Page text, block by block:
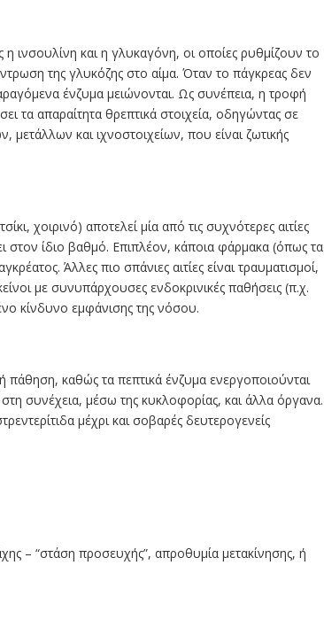
ινσουλίνη και η γλυκαγόνη, οι οποίες ρυθμίζουν το
της γλυκόζης στο αίμα. Όταν το πάγκρεας δεν
ένζυμα μειώνονται. Ως συνέπεια, η τροφή
τα απαραίτητα θρεπτικά στοιχεία, οδηγώντας σε
και ιχνοστοιχείων, που είναι ζωτικής
χοιρινό) αποτελεί μία από τις συχνότερες αιτίες
στον ίδιο βαθμό. Επιπλέον, κάποια φάρμακα (όπως τα
Άλλες πιο σπάνιες αιτίες είναι τραυματισμοί,
με συνυπάρχουσες ενδοκρινικές παθήσεις (π.χ.
κίνδυνο εμφάνισης της νόσου.
πάθηση, καθώς τα πεπτικά ένζυμα ενεργοποιούνται
συνέχεια, μέσω της κυκλοφορίας, και άλλα όργανα.
μέχρι και σοβαρές δευτερογενείς
– “στάση προσευχής”, απροθυμία μετακίνησης, ή